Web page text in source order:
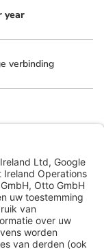
year
verbinding